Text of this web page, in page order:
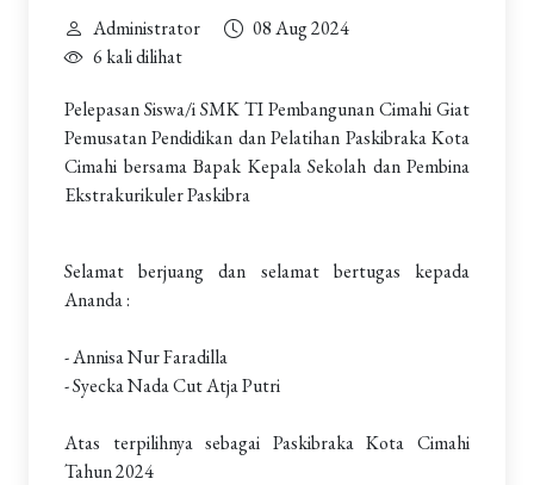
Administrator
08 Aug 2024
6 kali dilihat
Pelepasan Siswa/i SMK TI Pembangunan Cimahi Giat
Pemusatan Pendidikan dan Pelatihan Paskibraka Kota
Cimahi bersama Bapak Kepala Sekolah dan Pembina
Ekstrakurikuler Paskibra
Selamat berjuang dan selamat bertugas kepada
Ananda :
- Annisa Nur Faradilla
- Syecka Nada Cut Atja Putri
Atas terpilihnya sebagai Paskibraka Kota Cimahi
Tahun 2024